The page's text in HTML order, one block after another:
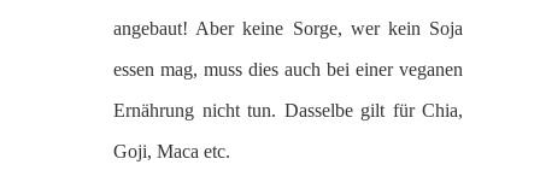
angebaut! Aber keine Sorge, wer kein Soja
essen mag, muss dies auch bei einer veganen
Ernährung nicht tun. Dasselbe gilt für Chia,
Goji, Maca etc.